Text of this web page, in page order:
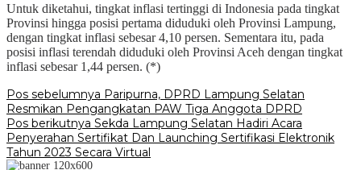
Untuk diketahui, tingkat inflasi tertinggi di Indonesia pada tingkat
Provinsi hingga posisi pertama diduduki oleh Provinsi Lampung,
dengan tingkat inflasi sebesar 4,10 persen. Sementara itu, pada
posisi inflasi terendah diduduki oleh Provinsi Aceh dengan tingkat
inflasi sebesar 1,44 persen. (*)
Navigasi
pos
Pos sebelumnya Paripurna, DPRD Lampung Selatan
Resmikan Pengangkatan PAW Tiga Anggota DPRD
Pos berikutnya Sekda Lampung Selatan Hadiri Acara
Penyerahan Sertifikat Dan Launching Sertifikasi Elektronik
Tahun 2023 Secara Virtual